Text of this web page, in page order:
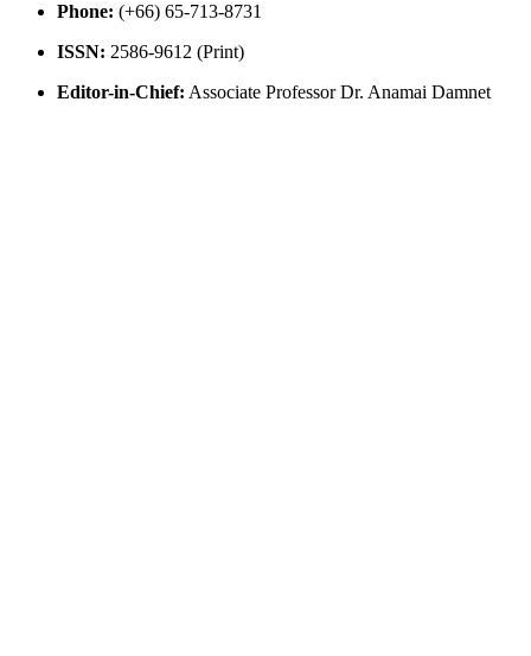
Phone: (+66) 65-713-8731
ISSN: 2586-9612 (Print)
Editor-in-Chief: Associate Professor Dr. Anamai Damnet